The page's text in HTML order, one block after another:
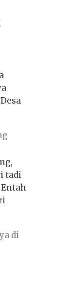
tadi
di